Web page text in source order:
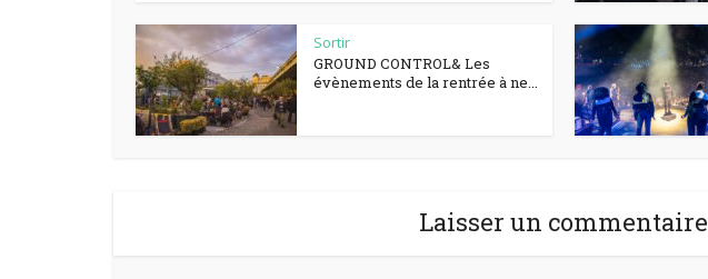
Sortir
GROUND CONTROL& Les
évènements de la rentrée à ne...
Laisser un commentaire